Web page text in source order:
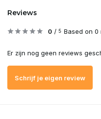
Reviews
0 / 5 Based on 0
Er zijn nog geen reviews
Schrijf je eigen review